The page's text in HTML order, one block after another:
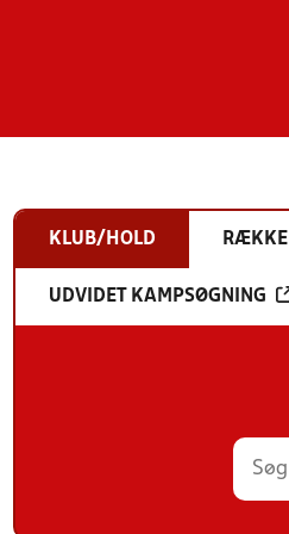
KLUB/HOLD RÆKKE
UDVIDET KAMPSØGNING